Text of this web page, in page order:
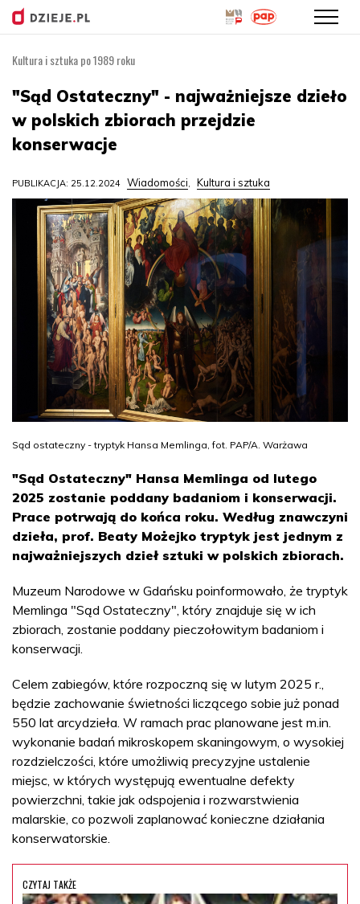
treści
Kultura i sztuka po 1989 roku
"Sąd Ostateczny" - najważniejsze dzieło
w polskich zbiorach przejdzie
konserwacje
PUBLIKACJA: 25.12.2024 Wiadomości, Kultura i sztuka
Sąd ostateczny - tryptyk Hansa Memlinga, fot. PAP/A. Warżawa
"Sąd Ostateczny" Hansa Memlinga od lutego
2025 zostanie poddany badaniom i konserwacji.
Prace potrwają do końca roku. Według znawczyni
dzieła, prof. Beaty Możejko tryptyk jest jednym z
najważniejszych dzieł sztuki w polskich zbiorach.
Muzeum Narodowe w Gdańsku poinformowało, że tryptyk
Memlinga "Sąd Ostateczny", który znajduje się w ich
zbiorach, zostanie poddany pieczołowitym badaniom i
konserwacji.
Celem zabiegów, które rozpoczną się w lutym 2025 r.,
będzie zachowanie świetności liczącego sobie już ponad
550 lat arcydzieła. W ramach prac planowane jest m.in.
wykonanie badań mikroskopem skaningowym, o wysokiej
rozdzielczości, które umożliwią precyzyjne ustalenie
miejsc, w których występują ewentualne defekty
powierzchni, takie jak odspojenia i rozwarstwienia
malarskie, co pozwoli zaplanować konieczne działania
konserwatorskie.
CZYTAJ TAKŻE